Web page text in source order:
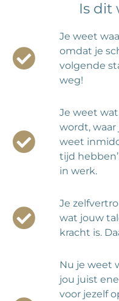
Is dit
Je weet
omdat je
volgende
weg!
Je weet
wordt, waar
weet
tijd
in werk.
Je
wat jouw
kracht is.
Nu je weet
jou juist
voor jezelf